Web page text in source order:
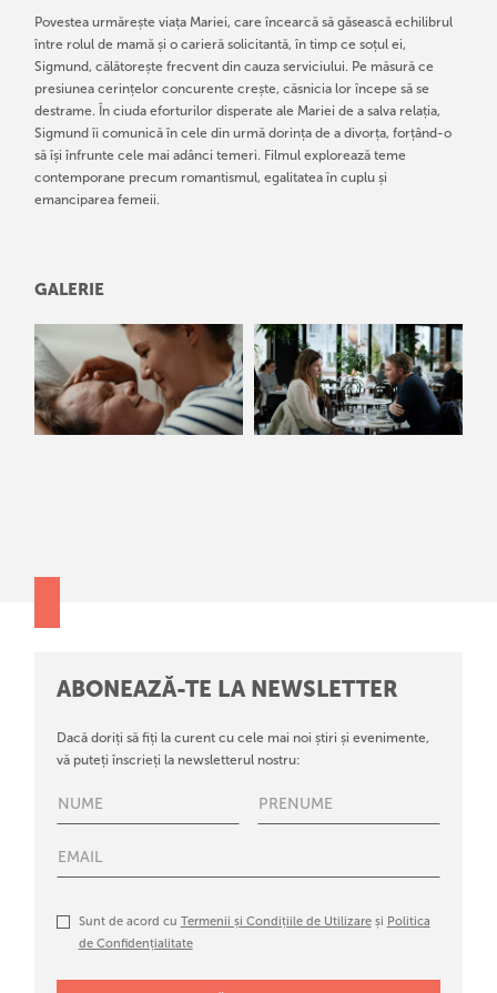
Povestea urmărește viața Mariei, care încearcă să găsească echilibrul
între rolul de mamă și o carieră solicitantă, în timp ce soțul ei,
Sigmund, călătorește frecvent din cauza serviciului. Pe măsură ce
presiunea cerințelor concurente crește, căsnicia lor începe să se
destrame. În ciuda eforturilor disperate ale Mariei de a salva relația,
Sigmund îi comunică în cele din urmă dorința de a divorța, forțând-o
să își înfrunte cele mai adânci temeri. Filmul explorează teme
contemporane precum romantismul, egalitatea în cuplu și
emanciparea femeii.
GALERIE
ABONEAZĂ-TE LA NEWSLETTER
Dacă doriți să fiți la curent cu cele mai noi știri și evenimente,
vă puteți înscrieți la newsletterul nostru:
Sunt de acord cu Termenii și Condițiile de Utilizareși Politica
de Confidențialitate